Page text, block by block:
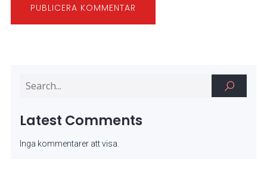
Latest Comments
Inga kommentarer att visa.